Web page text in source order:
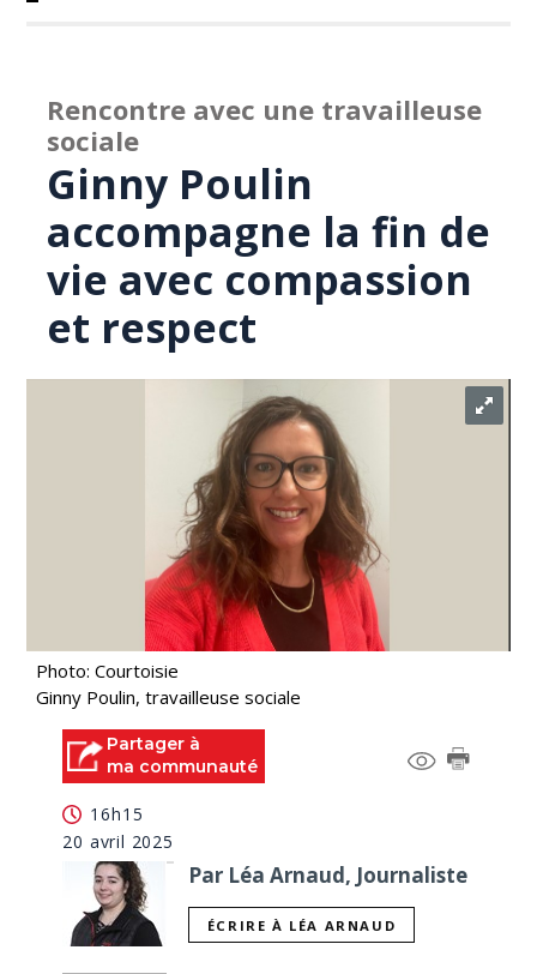
Rencontre avec une travailleuse
sociale
Ginny Poulin
accompagne la fin de
vie avec compassion
et respect
Photo: Courtoisie
Ginny Poulin, travailleuse sociale
Partager à
ma communauté
16h15
20 avril 2025
Par Léa Arnaud, Journaliste
ÉCRIRE À LÉA ARNAUD